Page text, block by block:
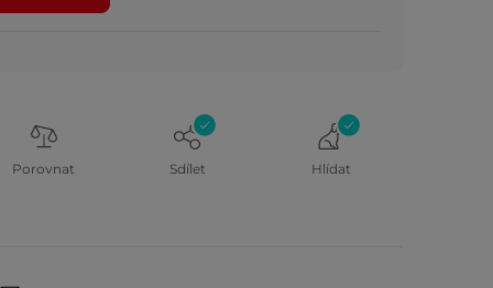
Porovnat Sdílet Hlídat